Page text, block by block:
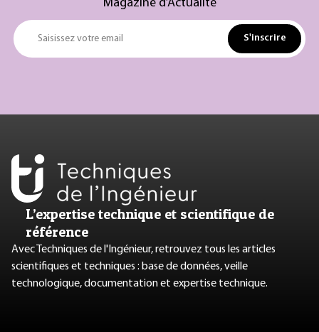
Magazine d’Actualité
Saisissez votre email S'inscrire
L’expertise technique et scientifique de
référence
Avec Techniques de l'Ingénieur, retrouvez tous les articles
scientifiques et techniques : base de données, veille
technologique, documentation et expertise technique.